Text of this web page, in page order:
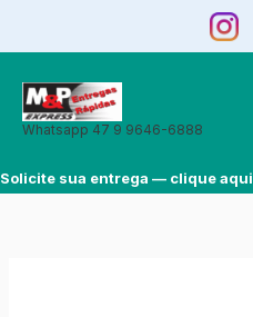
conteúdo
Whatsapp 47 9 9646-6888
Solicite sua entrega — clique aqui